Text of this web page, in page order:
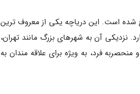
شده است. این دریاچه یکی از معروف ترین
آن به شهرهای بزرگ مانند تهران،
فرد، به ویژه برای علاقه مندان به